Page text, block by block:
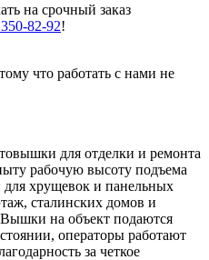
на срочный заказ
82-92!
что работать с нами не
для отделки и ремонта
рабочую высоту подъема
для хрущевок и панельных
сталинских домов и
на объект подаются
операторы работают
за четкое